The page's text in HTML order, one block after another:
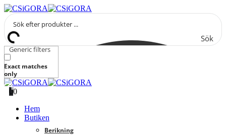
Sök
Generic filters
Exact matches
only
00
Hem
Butiken
Berikning